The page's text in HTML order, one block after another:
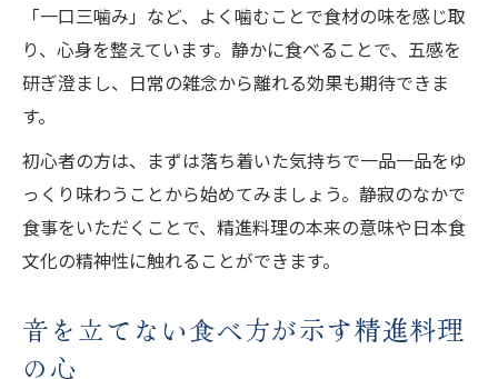
「一口三噛み」など、よく噛むことで食材の味を感じ取
り、心身を整えています。静かに食べることで、五感を
研ぎ澄まし、日常の雑念から離れる効果も期待できま
す。
初心者の方は、まずは落ち着いた気持ちで一品一品をゆ
っくり味わうことから始めてみましょう。静寂のなかで
食事をいただくことで、精進料理の本来の意味や日本食
文化の精神性に触れることができます。
音を立てない食べ方が示す精進料理
の心